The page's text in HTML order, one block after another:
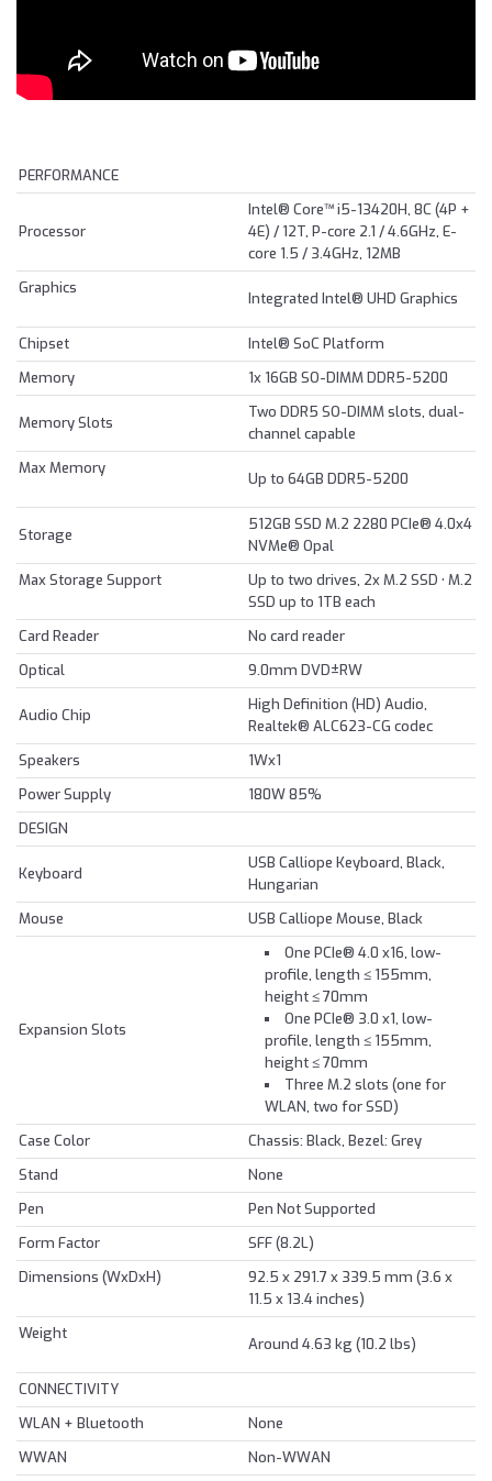
PERFORMANCE
Processor
Intel® Core™ i5-13420H, 8C (4P +
4E) / 12T, P-core 2.1 / 4.6GHz, E-
core 1.5 / 3.4GHz, 12MB
Graphics
Integrated Intel® UHD Graphics
Chipset
Intel® SoC Platform
Memory
1x 16GB SO-DIMM DDR5-5200
Memory Slots
Two DDR5 SO-DIMM slots, dual-
channel capable
Max Memory
Up to 64GB DDR5-5200
Storage
512GB SSD M.2 2280 PCIe® 4.0x4
NVMe® Opal
Max Storage Support
Up to two drives, 2x M.2 SSD • M.2
SSD up to 1TB each
Card Reader
No card reader
Optical
9.0mm DVD±RW
Audio Chip
High Definition (HD) Audio,
Realtek® ALC623-CG codec
Speakers
1Wx1
Power Supply
180W 85%
DESIGN
Keyboard
USB Calliope Keyboard, Black,
Hungarian
Mouse
USB Calliope Mouse, Black
Expansion Slots
One PCIe® 4.0 x16, low-
profile, length ≤ 155mm,
height ≤ 70mm
One PCIe® 3.0 x1, low-
profile, length ≤ 155mm,
height ≤ 70mm
Three M.2 slots (one for
WLAN, two for SSD)
Case Color
Chassis: Black, Bezel: Grey
Stand
None
Pen
Pen Not Supported
Form Factor
SFF (8.2L)
Dimensions (WxDxH)
92.5 x 291.7 x 339.5 mm (3.6 x
11.5 x 13.4 inches)
Weight
Around 4.63 kg (10.2 lbs)
CONNECTIVITY
WLAN + Bluetooth
None
WWAN
Non-WWAN